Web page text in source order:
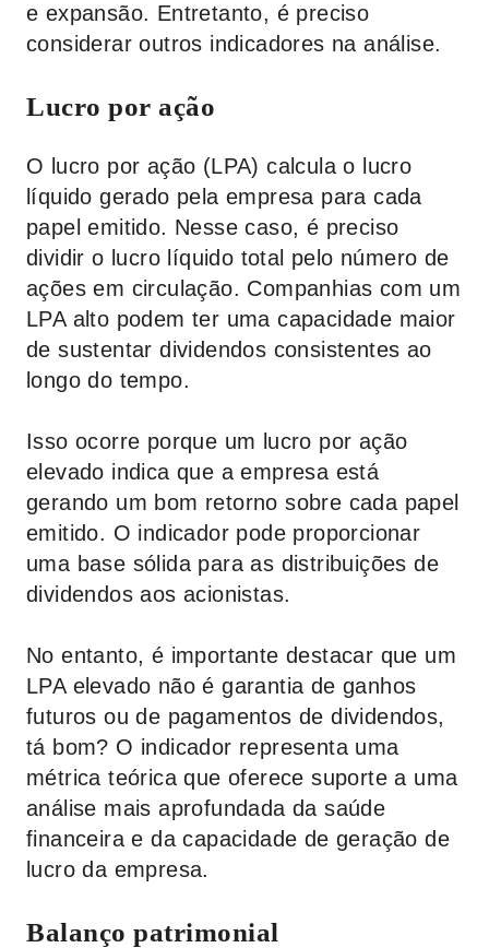
e expansão. Entretanto, é preciso
considerar outros indicadores na análise.
Lucro por ação
O lucro por ação (LPA) calcula o lucro
líquido gerado pela empresa para cada
papel emitido. Nesse caso, é preciso
dividir o lucro líquido total pelo número de
ações em circulação. Companhias com um
LPA alto podem ter uma capacidade maior
de sustentar dividendos consistentes ao
longo do tempo.
Isso ocorre porque um lucro por ação
elevado indica que a empresa está
gerando um bom retorno sobre cada papel
emitido. O indicador pode proporcionar
uma base sólida para as distribuições de
dividendos aos acionistas.
No entanto, é importante destacar que um
LPA elevado não é garantia de ganhos
futuros ou de pagamentos de dividendos,
tá bom? O indicador representa uma
métrica teórica que oferece suporte a uma
análise mais aprofundada da saúde
financeira e da capacidade de geração de
lucro da empresa.
Balanço patrimonial